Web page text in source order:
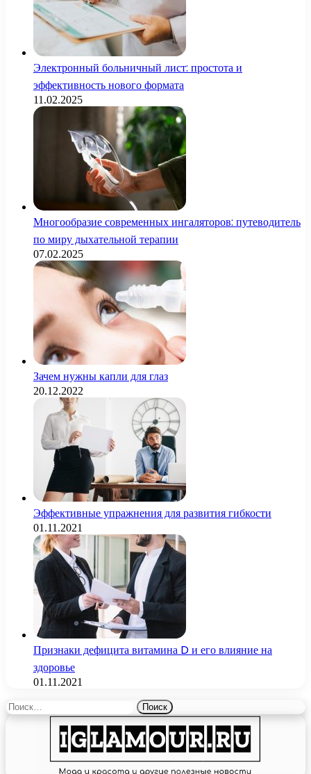
Электронный больничный лист: простота и
эффективность нового формата
11.02.2025
Многообразие современных ингаляторов: путеводитель
по миру дыхательной терапии
07.02.2025
Зачем нужны капли для глаз
20.12.2022
Эффективные упражнения для развития гибкости
01.11.2021
Признаки дефицита витамина D и его влияние на
здоровье
01.11.2021
Найти: